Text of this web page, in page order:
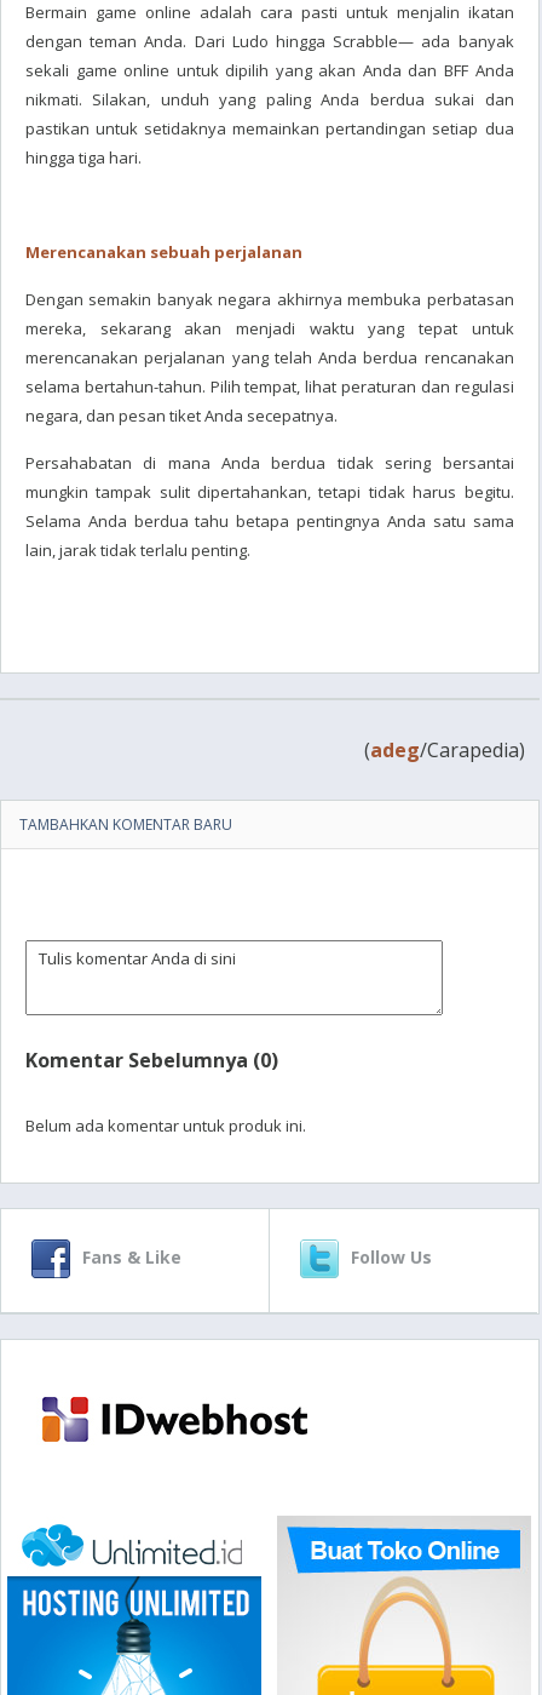
Bermain game online adalah cara pasti untuk menjalin ikatan
dengan teman Anda. Dari Ludo hingga Scrabble— ada banyak
sekali game online untuk dipilih yang akan Anda dan BFF Anda
nikmati. Silakan, unduh yang paling Anda berdua sukai dan
pastikan untuk setidaknya memainkan pertandingan setiap dua
hingga tiga hari.
Merencanakan sebuah perjalanan
Dengan semakin banyak negara akhirnya membuka perbatasan
mereka, sekarang akan menjadi waktu yang tepat untuk
merencanakan perjalanan yang telah Anda berdua rencanakan
selama bertahun-tahun. Pilih tempat, lihat peraturan dan regulasi
negara, dan pesan tiket Anda secepatnya.
Persahabatan di mana Anda berdua tidak sering bersantai
mungkin tampak sulit dipertahankan, tetapi tidak harus begitu.
Selama Anda berdua tahu betapa pentingnya Anda satu sama
lain, jarak tidak terlalu penting.
(adeg/Carapedia)
TAMBAHKAN KOMENTAR BARU
Komentar Sebelumnya (0)
Belum ada komentar untuk produk ini.
Fans & Like Follow Us